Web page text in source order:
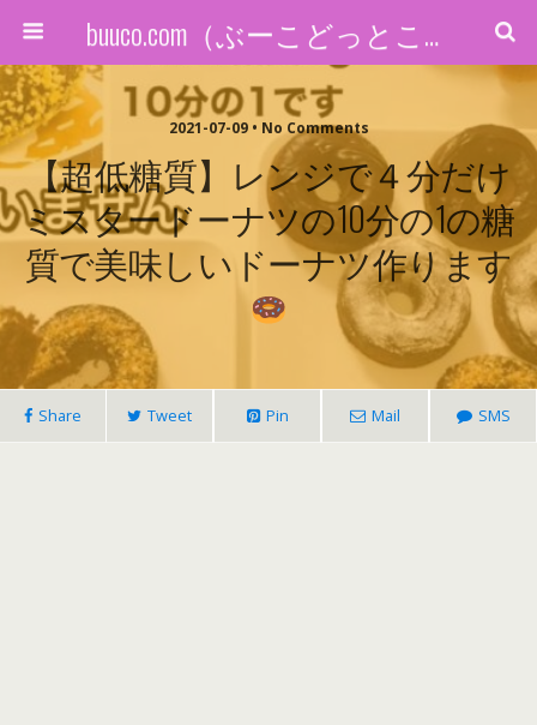
buuco.com（ぶーこどっとこむ）
2021-07-09 • No Comments
【超低糖質】レンジで４分だけ
ミスタードーナツの10分の1の糖
質で美味しいドーナツ作ります
Share Tweet Pin Mail SMS